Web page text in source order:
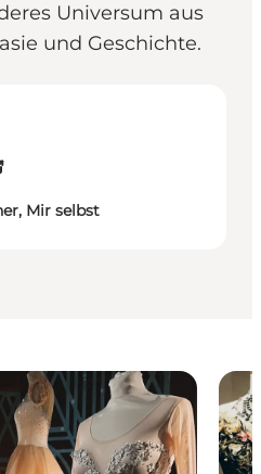
Universum aus
und Geschichte.
Mir selbst